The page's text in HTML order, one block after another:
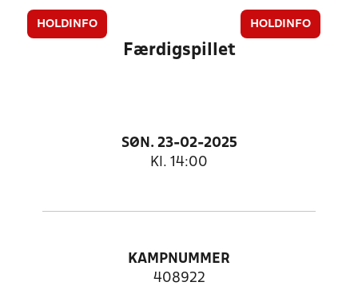
HOLDINFO HOLDINFO
Færdigspillet
SØN. 23-02-2025
Kl. 14:00
KAMPNUMMER
408922